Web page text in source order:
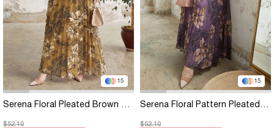
15
Serena Floral Pleated Brown Chiffon Dress
$52.10
15
Serena Floral Pattern Pleated Purple Chiffon Dress
$52.10